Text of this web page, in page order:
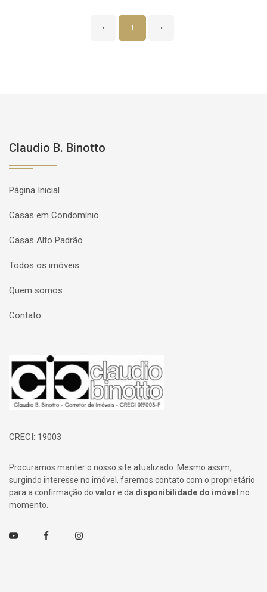
‹ 1 ›
Claudio B. Binotto
Página Inicial
Casas em Condomínio
Casas Alto Padrão
Todos os imóveis
Quem somos
Contato
Página inicial
CRECI: 19003
Procuramos manter o nosso site atualizado. Mesmo assim,
surgindo interesse no imóvel, faremos contato com o proprietário
para a confirmação do valor e da disponibilidade do imóvel no
momento.
Youtube FacebookInstagram